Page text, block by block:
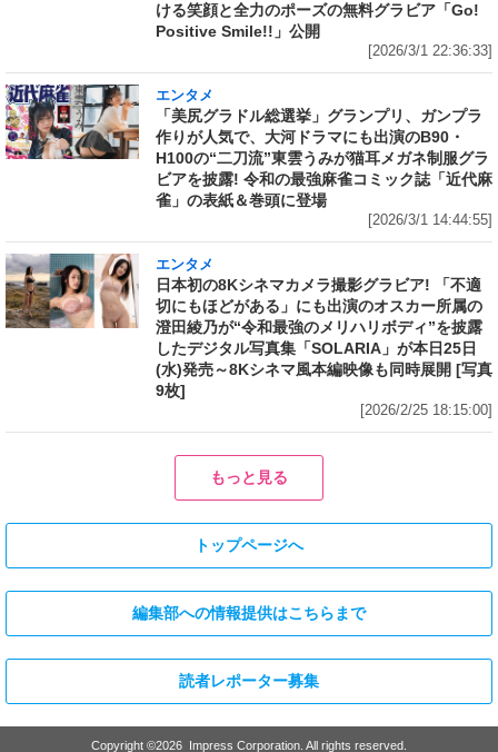
ける笑顔と全力のポーズの無料グラビア「Go!
Positive Smile!!」公開
[2026/3/1 22:36:33]
エンタメ
「美尻グラドル総選挙」グランプリ、ガンプラ
作りが人気で、大河ドラマにも出演のB90・
H100の“二刀流”東雲うみが猫耳メガネ制服グラ
ビアを披露! 令和の最強麻雀コミック誌「近代麻
雀」の表紙＆巻頭に登場
[2026/3/1 14:44:55]
エンタメ
日本初の8Kシネマカメラ撮影グラビア! 「不適
切にもほどがある」にも出演のオスカー所属の
澄田綾乃が“令和最強のメリハリボディ”を披露
したデジタル写真集「SOLARIA」が本日25日
(水)発売～8Kシネマ風本編映像も同時展開 [写真
9枚]
[2026/2/25 18:15:00]
もっと見る
トップページへ
編集部への情報提供はこちらまで
読者レポーター募集
Copyright ©2026 Impress Corporation. All rights reserved.